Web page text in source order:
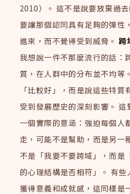
2010）。 這不是說要放棄過
要讓那個認同具有足夠的彈性
進來，而不覺得受到威脅。跨
我想說一件不那麼流行的話：
質，在人群中的分布並不均等
「比較好」，而是說這些特
受到發展歷史的深刻影響。
一個實際的意涵：強迫每個人
走，可能不是幫助，而是另一
不是「我要不要跨域」，而是
的心理結構是否相符」。 有
獲得意義和成就感，這同樣是